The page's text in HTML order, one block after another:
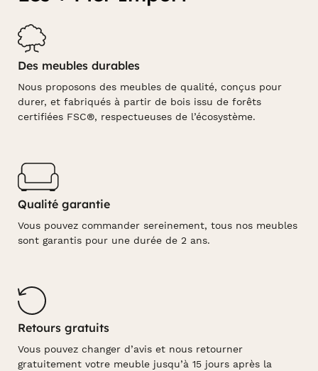
Des meubles durables
Nous proposons des meubles de qualité, conçus pour
durer, et fabriqués à partir de bois issu de forêts
certifiées FSC®, respectueuses de l’écosystème.
Qualité garantie
Vous pouvez commander sereinement, tous nos meubles
sont garantis pour une durée de 2 ans.
Retours gratuits
Vous pouvez changer d’avis et nous retourner
gratuitement votre meuble jusqu’à 15 jours après la